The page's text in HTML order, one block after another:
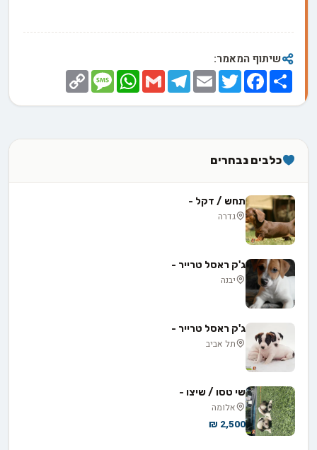
שיתוף המאמר:
Share
Facebook
Twitter
Email
Telegram
Gmail
WhatsApp
Message
Copy
Link
כלבים נבחרים
תחש / דקל -
גדרה
ג'ק ראסל טרייר -
יבנה
ג'ק ראסל טרייר -
תל אביב
שי טסו / שיצו -
אלומה
2,500 ₪